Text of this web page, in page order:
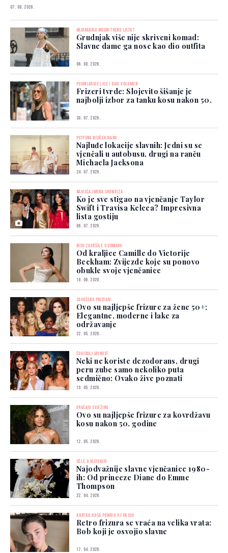
07. 08. 2026.
NAJHRABRIJI MODNI TREND LJETA?
Grudnjak više nije skriveni komad:
Slavne dame ga nose kao dio outfita
06. 08. 2026.
PODMLAĐUJE LICE I DAJE VOLUMEN
Frizeri tvrde: Slojevito šišanje je
najbolji izbor za tanku kosu nakon 50.
30. 07. 2026.
POTPUNO NEOČEKIVANO
Najluđe lokacije slavnih: Jedni su se
vjenčali u autobusu, drugi na ranču
Michaela Jacksona
24. 07. 2026.
NAJVEĆA IMENA SHOWBIZA
Ko je sve stigao na vjenčanje Taylor
Swift i Travisa Kelcea? Impresivna
lista gostiju
06. 07. 2026.
NISU ZAVRŠILE U ORMARU
Od kraljice Camille do Victorije
Beckham: Zvijezde koje su ponovo
obukle svoje vjenčanice
18. 06. 2026.
SAVRŠENO PRISTAJU
Ovo su najljepše frizure za žene 50+:
Elegantne, moderne i lake za
održavanje
22. 05. 2026.
ŠOKIRALI JAVNOST
Neki ne koriste dezodorans, drugi
peru zube samo nekoliko puta
sedmično: Ovako žive poznati
19. 05. 2026.
VRAĆAJU SVJEŽINU
Ovo su najljepše frizure za kovrdžavu
kosu nakon 50. godine
12. 05. 2026.
UŠLE U HISTORIJU
Najodvažnije slavne vjenčanice 1980-
ih: Od princeze Diane do Emme
Thompson
22. 04. 2026.
KRATKA KOSA PONOVO U FOKUSU
Retro frizura se vraća na velika vrata:
Bob koji je osvojio slavne
17. 04. 2026.